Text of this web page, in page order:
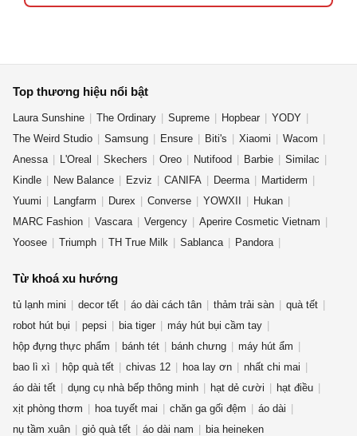
Top thương hiệu nổi bật
Laura Sunshine The Ordinary Supreme Hopbear
YODY
The Weird Studio
Samsung Ensure Biti's Xiaomi
Wacom
Anessa
L'Oreal Skechers Oreo Nutifood Barbie
Similac
Kindle
New Balance Ezviz CANIFA Deerma
Martiderm
Yuumi
Langfarm Durex Converse YOWXII
Hukan
MARC Fashion
Vascara Vergency
Aperire Cosmetic Vietnam
Yoosee
Triumph TH True Milk Sablanca
Pandora
Từ khoá xu hướng
tủ lạnh mini decor tết áo dài cách tân thảm trải sàn
quà tết
robot hút bụi
pepsi bia tiger
máy hút bụi cầm tay
hộp đựng thực phẩm
bánh tét bánh chưng
máy hút ẩm
bao lì xì
hộp quà tết chivas 12 hoa lay ơn
nhất chi mai
áo dài tết
dụng cụ nhà bếp thông minh hạt dẻ cười
hạt điều
xịt phòng thơm
hoa tuyết mai chăn ga gối đệm
áo dài
nụ tầm xuân
giỏ quà tết áo dài nam bia heineken